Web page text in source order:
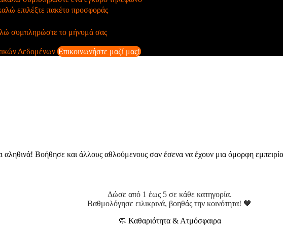
επιλέξτε πακέτο προσφοράς
συμπληρώστε το μήνυμά σας
Δεδομένων Επικοινωνήστε μαζί μας!
Βοήθησε και άλλους αθλούμενους σαν έσενα να έχουν μια όμορφη
Δώσε από 1 έως 5 σε κάθε κατηγορία.
Βαθμολόγησε ειλικρινά, βοηθάς την κοινότητα! 💙
🧼 Καθαριότητα & Ατμόσφαιρα